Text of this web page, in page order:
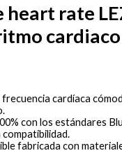
heart rate
cardiaco
cardíaca
con los estándares
compatibilidad.
fabricada con